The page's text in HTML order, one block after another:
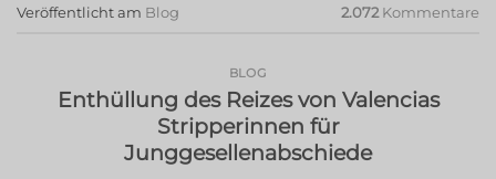
Veröffentlicht am Blog 2.072 Kommentare
BLOG
Enthüllung des Reizes von Valencias
Stripperinnen für
Junggesellenabschiede